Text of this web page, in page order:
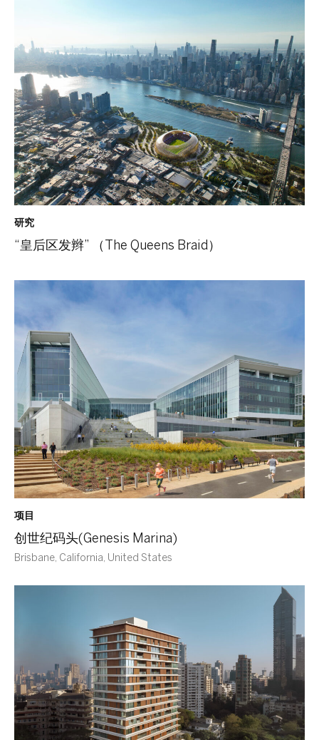
研究
“皇后区发辫” （The Queens Braid）
项目
创世纪码头(Genesis Marina)
Brisbane, California, United States